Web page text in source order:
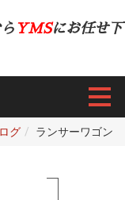
YMSにお任せ下
グ ランサーワゴン